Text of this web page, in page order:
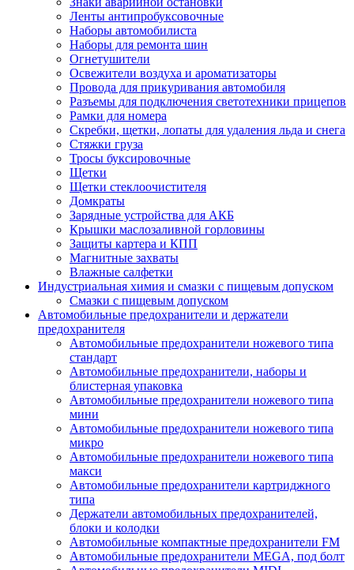
Ленты антипробуксовочные
Наборы автомобилиста
Наборы для ремонта шин
Огнетушители
Освежители воздуха и ароматизаторы
Провода для прикуривания автомобиля
Разъемы для подключения светотехники прицепов
Рамки для номера
Скребки, щетки, лопаты для удаления льда и снега
Стяжки груза
Тросы буксировочные
Щетки
Щетки стеклоочистителя
Домкраты
Зарядные устройства для АКБ
Крышки маслозаливной горловины
Защиты картера и КПП
Магнитные захваты
Влажные салфетки
Индустриальная химия и смазки с пищевым допуском
Смазки с пищевым допуском
Автомобильные предохранители и держатели
предохранителя
Автомобильные предохранители ножевого типа
стандарт
Автомобильные предохранители, наборы и
блистерная упаковка
Автомобильные предохранители ножевого типа
мини
Автомобильные предохранители ножевого типа
микро
Автомобильные предохранители ножевого типа
макси
Автомобильные предохранители картриджного
типа
Держатели автомобильных предохранителей,
блоки и колодки
Автомобильные компактные предохранители FM
Автомобильные предохранители MEGA, под болт